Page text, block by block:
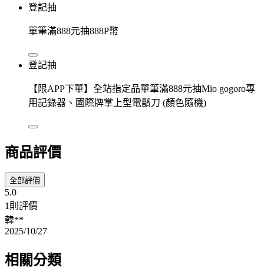
登記抽
單筆滿888元抽888P幣
登記抽
【限APP下單】全站指定品單筆滿888元抽Mio gogoro專
用記錄器、國際牌掌上型電鬍刀 (顏色隨機)
商品評價
全部評價
5.0
1則評價
韓**
2025/10/27
相關分類